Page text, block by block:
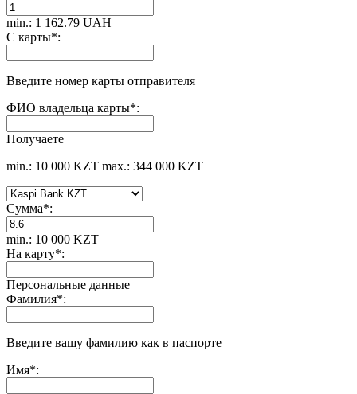
min.: 1 162.79 UAH
С карты*:
Введите номер карты отправителя
ФИО владельца карты*:
Получаете
min.: 10 000 KZT max.: 344 000 KZT
Сумма*:
min.: 10 000 KZT
На карту*:
Персональные данные
Фамилия*:
Введите вашу фамилию как в паспорте
Имя*: